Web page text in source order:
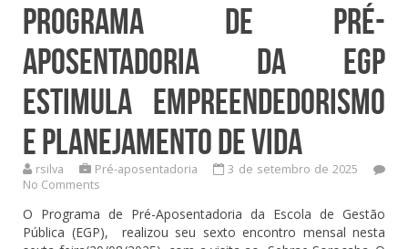
Programa de Pré-
Aposentadoria da EGP
estimula empreendedorismo
e planejamento de vida
rsilva Pré-aposentadoria
3 de setembro de 2025
No Comments
O Programa de Pré-Aposentadoria da Escola de Gestão
Pública (EGP), realizou seu sexto encontro mensal nesta